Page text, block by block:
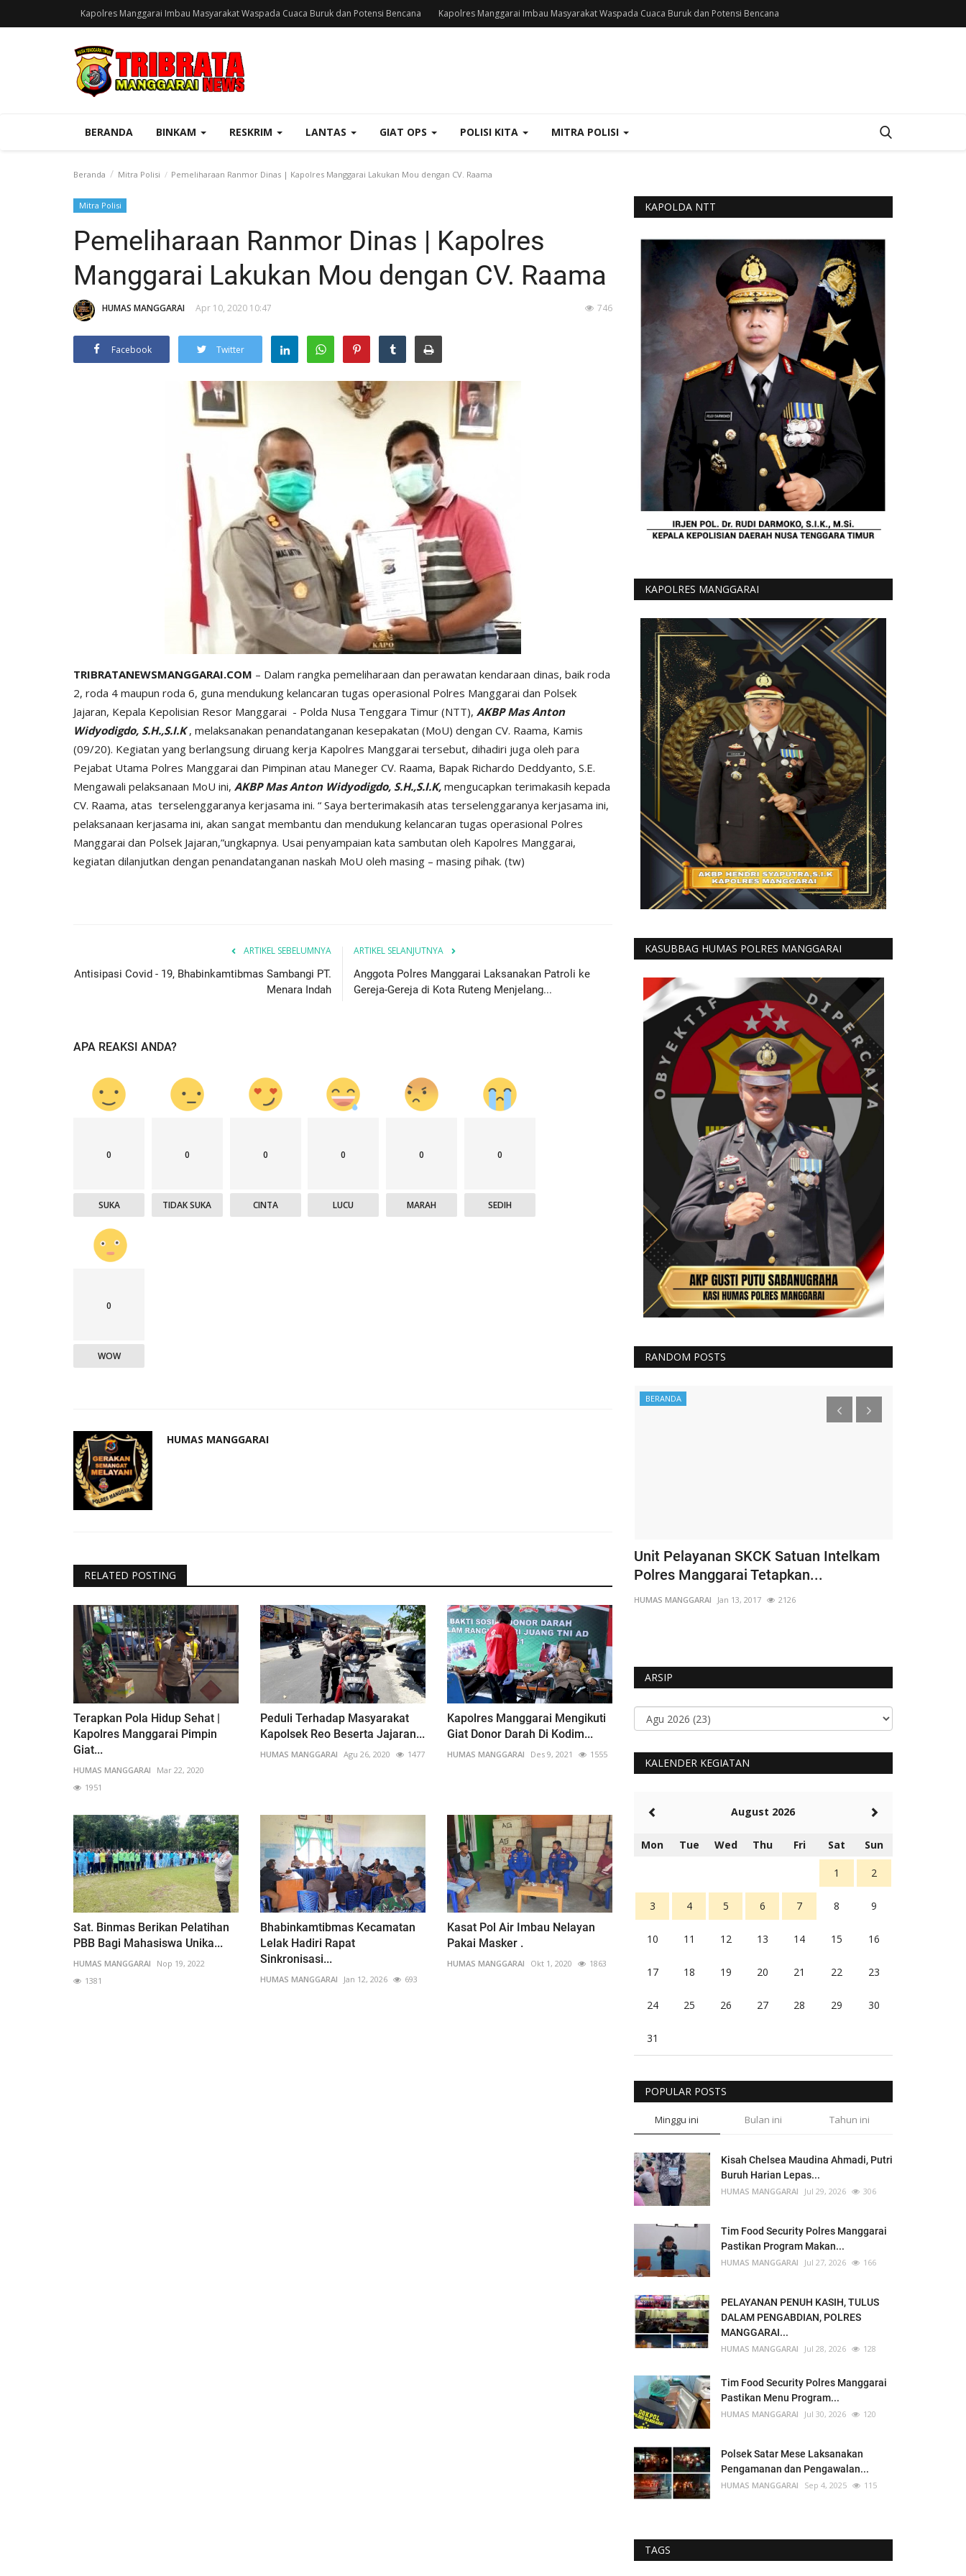
Kapolres Manggarai Imbau Masyarakat Waspada Cuaca Buruk dan Potensi Bencana Kapolres Manggarai Imbau Masyarakat Waspada Cuaca Buruk dan Potensi Bencana
BERANDA BINKAM RESKRIM LANTAS GIAT OPS POLISI KITA MITRA POLISI
Beranda Mitra Polisi Pemeliharaan Ranmor Dinas | Kapolres Manggarai Lakukan Mou dengan CV. Raama
Mitra Polisi
Pemeliharaan Ranmor Dinas | Kapolres
Manggarai Lakukan Mou dengan CV. Raama
HUMAS MANGGARAI Apr 10, 2020 10:47 746
Facebook Twitter
TRIBRATANEWSMANGGARAI.COM – Dalam rangka pemeliharaan dan perawatan kendaraan dinas, baik roda
2, roda 4 maupun roda 6, guna mendukung kelancaran tugas operasional Polres Manggarai dan Polsek
Jajaran, Kepala Kepolisian Resor Manggarai - Polda Nusa Tenggara Timur (NTT), AKBP Mas Anton
Widyodigdo, S.H.,S.I.K, melaksanakan penandatanganan kesepakatan (MoU) dengan CV. Raama, Kamis
(09/20). Kegiatan yang berlangsung diruang kerja Kapolres Manggarai tersebut, dihadiri juga oleh para
Pejabat Utama Polres Manggarai dan Pimpinan atau Maneger CV. Raama, Bapak Richardo Deddyanto, S.E.
Mengawali pelaksanaan MoU ini, AKBP Mas Anton Widyodigdo, S.H.,S.I.K, mengucapkan terimakasih kepada
CV. Raama, atas terselenggaranya kerjasama ini. “ Saya berterimakasih atas terselenggaranya kerjasama ini,
pelaksanaan kerjasama ini, akan sangat membantu dan mendukung kelancaran tugas operasional Polres
Manggarai dan Polsek Jajaran,”ungkapnya. Usai penyampaian kata sambutan oleh Kapolres Manggarai,
kegiatan dilanjutkan dengan penandatanganan naskah MoU oleh masing – masing pihak. (tw)
ARTIKEL SEBELUMNYA
Antisipasi Covid - 19, Bhabinkamtibmas Sambangi PT.
Menara Indah
ARTIKEL SELANJUTNYA
Anggota Polres Manggarai Laksanakan Patroli ke
Gereja-Gereja di Kota Ruteng Menjelang...
APA REAKSI ANDA?
0
SUKA
0
TIDAK SUKA
0
CINTA
0
LUCU
0
MARAH
0
SEDIH
0
WOW
HUMAS MANGGARAI
RELATED POSTING
Terapkan Pola Hidup Sehat |
Kapolres Manggarai Pimpin
Giat...
HUMAS MANGGARAI
Mar 22, 2020
1951
Peduli Terhadap Masyarakat
Kapolsek Reo Beserta Jajaran...
HUMAS MANGGARAI Agu 26, 2020 1477
Kapolres Manggarai Mengikuti
Giat Donor Darah Di Kodim...
HUMAS MANGGARAI Des 9, 2021 1555
Sat. Binmas Berikan Pelatihan
PBB Bagi Mahasiswa Unika...
HUMAS MANGGARAI
Nop 19, 2022
1381
Bhabinkamtibmas Kecamatan
Lelak Hadiri Rapat
Sinkronisasi...
HUMAS MANGGARAI Jan 12, 2026 693
Kasat Pol Air Imbau Nelayan
Pakai Masker .
HUMAS MANGGARAI Okt 1, 2020 1863
KAPOLDA NTT
KAPOLRES MANGGARAI
KASUBBAG HUMAS POLRES MANGGARAI
RANDOM POSTS
dan Penanganan Awal...
BERANDA
Unit Pelayanan SKCK Satuan Intelkam
Polres Manggarai Tetapkan...
HUMAS MANGGARAI Jan 13, 2017 2126
ARSIP
KALENDER KEGIATAN
August 2026
Mon Tue Wed Thu Fri Sat Sun
1 2
3 4 5 6 7 8 9
10 11 12 13 14 15 16
17 18 19 20 21 22 23
24 25 26 27 28 29 30
31
POPULAR POSTS
Minggu ini Bulan ini Tahun ini
Kisah Chelsea Maudina Ahmadi, Putri
Buruh Harian Lepas...
HUMAS MANGGARAI Jul 29, 2026 306
Tim Food Security Polres Manggarai
Pastikan Program Makan...
HUMAS MANGGARAI Jul 27, 2026 166
PELAYANAN PENUH KASIH, TULUS
DALAM PENGABDIAN, POLRES
MANGGARAI...
HUMAS MANGGARAI Jul 28, 2026 128
Tim Food Security Polres Manggarai
Pastikan Menu Program...
HUMAS MANGGARAI Jul 30, 2026 120
Polsek Satar Mese Laksanakan
Pengamanan dan Pengawalan...
HUMAS MANGGARAI Sep 4, 2025 115
TAGS